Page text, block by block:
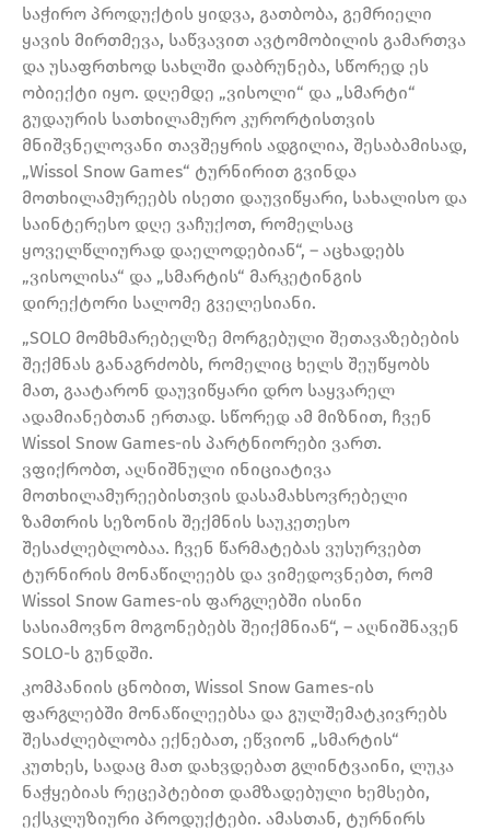
საჭირო პროდუქტის ყიდვა, გათბობა, გემრიელი
ყავის მირთმევა, საწვავით ავტომობილის გამართვა
და უსაფრთხოდ სახლში დაბრუნება, სწორედ ეს
ობიექტი იყო. დღემდე „ვისოლი“ და „სმარტი“
გუდაურის სათხილამურო კურორტისთვის
მნიშვნელოვანი თავშეყრის ადგილია, შესაბამისად,
„Wissol Snow Games“ ტურნირით გვინდა
მოთხილამურეებს ისეთი დაუვიწყარი, სახალისო და
საინტერესო დღე ვაჩუქოთ, რომელსაც
ყოველწლიურად დაელოდებიან“, – აცხადებს
„ვისოლისა“ და „სმარტის“ მარკეტინგის
დირექტორი სალომე გველესიანი.
„SOLO მომხმარებელზე მორგებული შეთავაზებების
შექმნას განაგრძობს, რომელიც ხელს შეუწყობს
მათ, გაატარონ დაუვიწყარი დრო საყვარელ
ადამიანებთან ერთად. სწორედ ამ მიზნით, ჩვენ
Wissol Snow Games-ის პარტნიორები ვართ.
ვფიქრობთ, აღნიშნული ინიციატივა
მოთხილამურეებისთვის დასამახსოვრებელი
ზამთრის სეზონის შექმნის საუკეთესო
შესაძლებლობაა. ჩვენ წარმატებას ვუსურვებთ
ტურნირის მონაწილეებს და ვიმედოვნებთ, რომ
Wissol Snow Games-ის ფარგლებში ისინი
სასიამოვნო მოგონებებს შეიქმნიან“, – აღნიშნავენ
SOLO-ს გუნდში.
კომპანიის ცნობით, Wissol Snow Games-ის
ფარგლებში მონაწილეებსა და გულშემატკივრებს
შესაძლებლობა ექნებათ, ეწვიონ „სმარტის“
კუთხეს, სადაც მათ დახვდებათ გლინტვაინი, ლუკა
ნაჭყებიას რეცეპტებით დამზადებული ხემსები,
ექსკლუზიური პროდუქტები. ამასთან, ტურნირს